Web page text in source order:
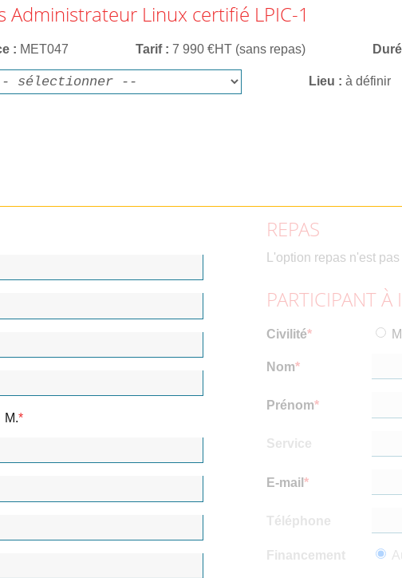
Administrateur Linux certifié LPIC-1
MET047 Tarif 7 990 €HT (sans repas)
Lieu à définir
M.
REPAS
L'option repas n'est
PARTICIPANT À
Civilité
Nom
Prénom
Service
E-mail
Téléphone
Financement